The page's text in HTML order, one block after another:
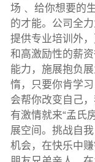
场﹑ 给你想要的
的才能。公司全
提供专业培训外
和高激励性的薪
能力，施展抱负
惰，只要你肯学
会帮你改变自己
有激情就来“孟氏
展空间。挑战自
机会，在快乐中